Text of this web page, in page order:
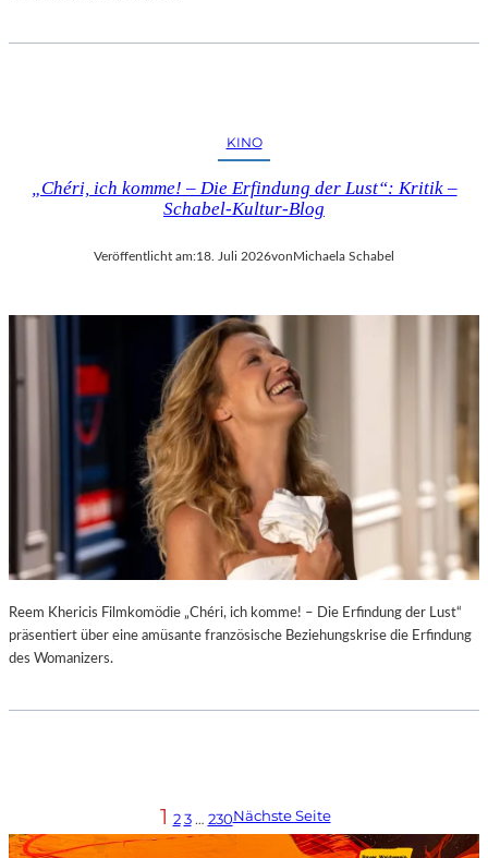
KINO
„Chéri, ich komme! – Die Erfindung der Lust“: Kritik –
Schabel-Kultur-Blog
Veröffentlicht am:18. Juli 2026vonMichaela Schabel
Reem Khericis Filmkomödie „Chéri, ich komme! – Die Erfindung der Lust“
präsentiert über eine amüsante französische Beziehungskrise die Erfindung
des Womanizers.
1 2 3 … 230Nächste Seite